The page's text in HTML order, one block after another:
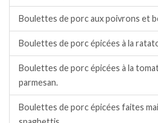
Boulettes de porc aux poivrons et
Boulettes de porc épicées à la
Boulettes de porc épicées à la
parmesan.
Boulettes de porc épicées faites